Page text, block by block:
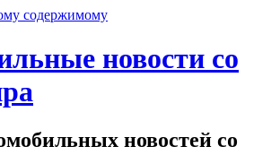
содержимому
новости со
новостей со